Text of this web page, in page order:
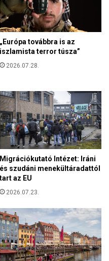
„Európa továbbra is az
iszlamista terror túsza”
2026.07.28.
Migrációkutató Intézet: Iráni
és szudáni menekültáradattól
tart az EU
2026.07.23.